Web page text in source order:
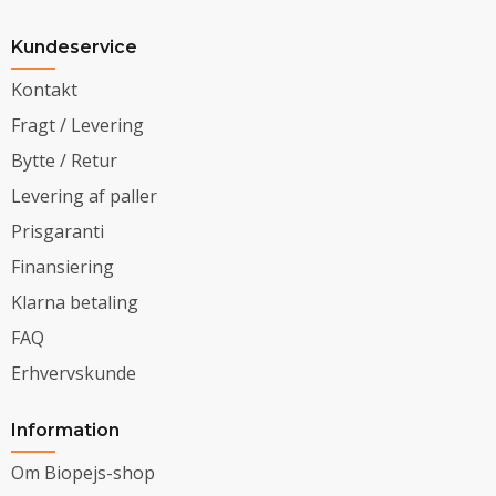
Kundeservice
Kontakt
Fragt / Levering
Bytte / Retur
Levering af paller
Prisgaranti
Finansiering
Klarna betaling
FAQ
Erhvervskunde
Information
Om Biopejs-shop